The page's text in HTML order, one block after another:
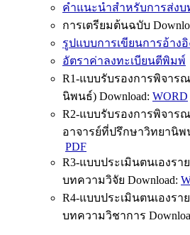
คำแนะนำสำหรับการส่ง
การเตรียมต้นฉบับ
รูปแบบการเขียนการอ้างอิ
อัตราค่าลงทะเบียนตีพิมพ์
R1-แบบรับรองการพิจาร
นิพนธ์) Download: WORD
R2-แบบรับรองการพิจาร
อาจารย์ที่ปรึกษาวิทยานิพ
PDF
R3-แบบประเมินตนเองรา
บทความวิจัย Download:
R4-แบบประเมินตนเองรา
บทความวิชาการ